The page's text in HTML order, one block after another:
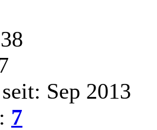
Sep 2013
7